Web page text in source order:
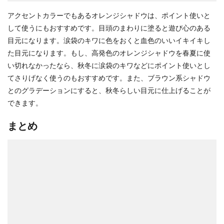
アクセントカラーでもあるオレンジシャドウは、ポイント使いと
して使うにもおすすめです。目頭のまわりに塗ると遊び心のある
目元になります。涙袋のキワに色をおくと血色のいいイキイキし
た目元になります。もし、高発色のオレンジシャドウを春夏に使
い切れなかったなら、秋冬に涙袋のキワなどにポイント使いとし
てさりげなく使うのもおすすめです。また、ブラウン系シャドウ
とのグラデーションにすると、秋冬らしい目元に仕上げることが
できます。
まとめ